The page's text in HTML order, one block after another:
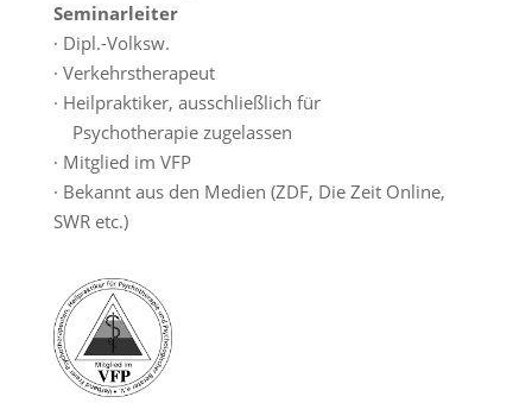
Seminarleiter
· Dipl.-Volksw.
· Verkehrstherapeut
· Heilpraktiker, ausschließlich für
Psychotherapie zugelassen
· Mitglied im VFP
· Bekannt aus den Medien (ZDF, Die Zeit Online,
SWR etc.)